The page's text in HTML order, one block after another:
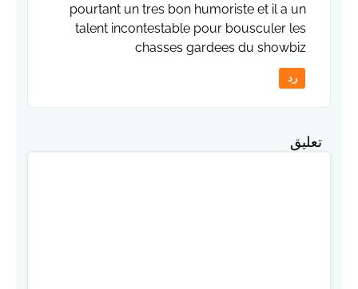
pourtant un tres bon humoriste et il a un
talent incontestable pour bousculer les
chasses gardees du showbiz
رد
تعليق